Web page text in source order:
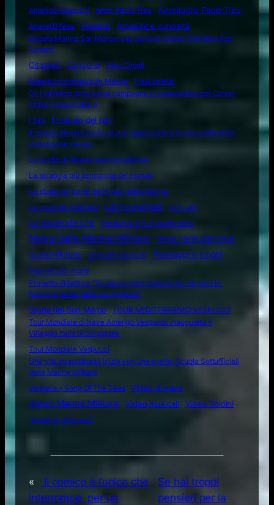
Amerigo Vespucci
Amm. Paolo Treu
Ammiraglio Paolo Treu
Analisi Difesa
Aneddoti Attualità e curiosità
Brigata Marina San Marco: una storia di Valore "Per Mare Per
Terram"
Citazioni
Concorsi
Ente Circoli
Essere commissario in Marina
Frasi celebri
Gli highlights della prima campagna in Indopacifico del Carrier
Strike Group italiano
I fari
Il mondo dei fari
Il motore diesel navale: la sua apparizione e le necessità della
propulsione navale
La scelta di Giorgia sommergibilista
La spiaggia più pericolosa del mondo
La storia nel nome delle navi della Marina
La voce del marinaio
Libri consigliati Link utili
Lo sapevate che Medicina di Combattimento
News dalla Marina Militare
news varie dal mare
Ocean4future
Oltre Gli Orizzonti
Paesaggi e luoghi
Poesie del mare
Progetto didattico: “Tu sei un intero oceano in una goccia.
Rompi le pareti della tua prigione”
Storia del San Marco
TOUR MEDITERRANEO VESPUCCI
Tour Mondiale di Nave Amerigo Vespucci: inaugurato il
Villaggio Italia di Singapore
Tour Mondiale Vespucci
Una vita straordinaria inizia con una scelta: Scuola Sottufficiali
della Marina Militare
Vangelis – Song Of The Seas
Video di mare
Video Marina Militare Video musicali
Video Soldini
“Amerigo Vespucci”
«
Il comico è l’unico che
interrompe, per un
Se hai troppi
pensieri per la